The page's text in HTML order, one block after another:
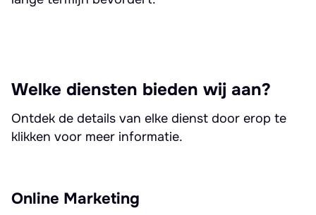
Welke diensten bieden wij aan?
Ontdek de details van elke dienst door erop te
klikken voor meer informatie.
Online Marketing